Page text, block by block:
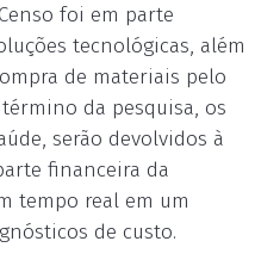
foi em parte
tecnológicas, além
de materiais pelo
da pesquisa, os
serão devolvidos à
financeira da
tempo real em um
de custo.